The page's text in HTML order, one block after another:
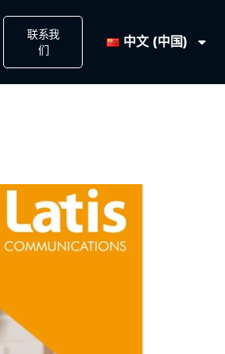
联系我
们​
中文 (中国)